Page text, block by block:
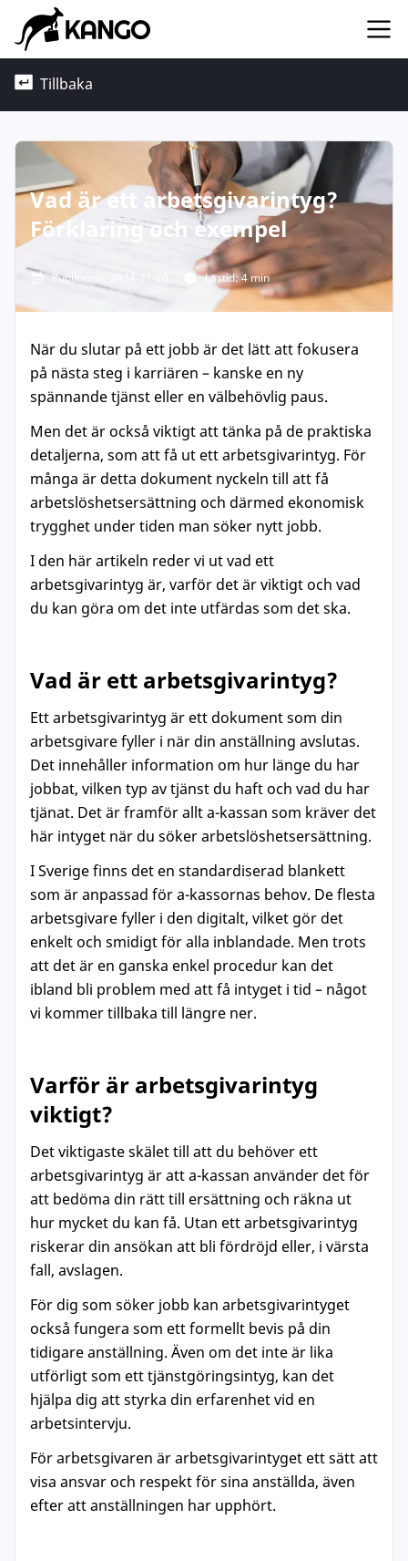
Tillbaka
Vad är ett arbetsgivarintyg?
Förklaring och exempel
Publicerat: 2024-11-20 Lästid: 4 min
När du slutar på ett jobb är det lätt att fokusera
på nästa steg i karriären – kanske en ny
spännande tjänst eller en välbehövlig paus.
Men det är också viktigt att tänka på de praktiska
detaljerna, som att få ut ett arbetsgivarintyg. För
många är detta dokument nyckeln till att få
arbetslöshetsersättning och därmed ekonomisk
trygghet under tiden man söker nytt jobb.
I den här artikeln reder vi ut vad ett
arbetsgivarintyg är, varför det är viktigt och vad
du kan göra om det inte utfärdas som det ska.
Vad är ett arbetsgivarintyg?
Ett arbetsgivarintyg är ett dokument som din
arbetsgivare fyller i när din anställning avslutas.
Det innehåller information om hur länge du har
jobbat, vilken typ av tjänst du haft och vad du har
tjänat. Det är framför allt a-kassan som kräver det
här intyget när du söker arbetslöshetsersättning.
I Sverige finns det en standardiserad blankett
som är anpassad för a-kassornas behov. De flesta
arbetsgivare fyller i den digitalt, vilket gör det
enkelt och smidigt för alla inblandade. Men trots
att det är en ganska enkel procedur kan det
ibland bli problem med att få intyget i tid – något
vi kommer tillbaka till längre ner.
Varför är arbetsgivarintyg
viktigt?
Det viktigaste skälet till att du behöver ett
arbetsgivarintyg är att a-kassan använder det för
att bedöma din rätt till ersättning och räkna ut
hur mycket du kan få. Utan ett arbetsgivarintyg
riskerar din ansökan att bli fördröjd eller, i värsta
fall, avslagen.
För dig som söker jobb kan arbetsgivarintyget
också fungera som ett formellt bevis på din
tidigare anställning. Även om det inte är lika
utförligt som ett tjänstgöringsintyg, kan det
hjälpa dig att styrka din erfarenhet vid en
arbetsintervju.
För arbetsgivaren är arbetsgivarintyget ett sätt att
visa ansvar och respekt för sina anställda, även
efter att anställningen har upphört.